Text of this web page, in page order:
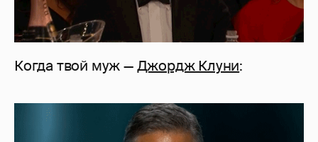
Когда твой муж —Джордж Клуни: